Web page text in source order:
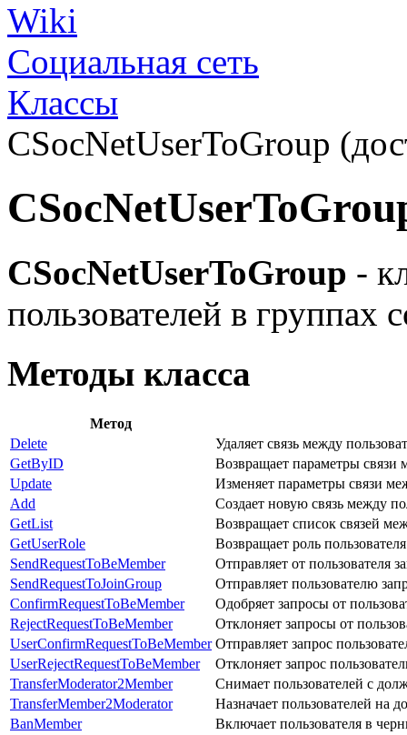
Wiki
Социальная сеть
Классы
CSocNetUserToGroup
CSocNetUserToGroup -
пользователей в группах
Методы класса
Метод
Delete
Удаляет связь между
GetByID
Возвращает параметры связи
Update
Изменяет параметры связи
Add
Создает новую связь между
GetList
Возвращает список связей
GetUserRole
Возвращает роль
SendRequestToBeMember
Отправляет от пользователя
SendRequestToJoinGroup
Отправляет пользователю
ConfirmRequestToBeMember
Одобряет запросы от
RejectRequestToBeMember
Отклоняет запросы от
UserConfirmRequestToBeMember Отправляет запрос
UserRejectRequestToBeMember
Отклоняет запрос
TransferModerator2Member
Снимает пользователей с
TransferMember2Moderator
Назначает пользователей на
BanMember
Включает пользователя в